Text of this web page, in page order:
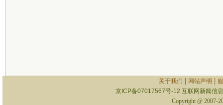
关于我们 网站声明
京ICP备07017567号-12 互联网新闻信
Copyright @ 2007-